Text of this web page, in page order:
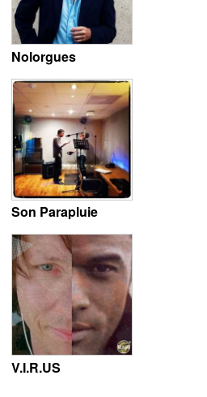
Nolorgues
Son Parapluie
V.I.R.US